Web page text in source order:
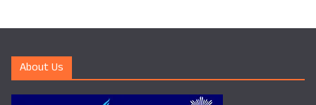
About Us